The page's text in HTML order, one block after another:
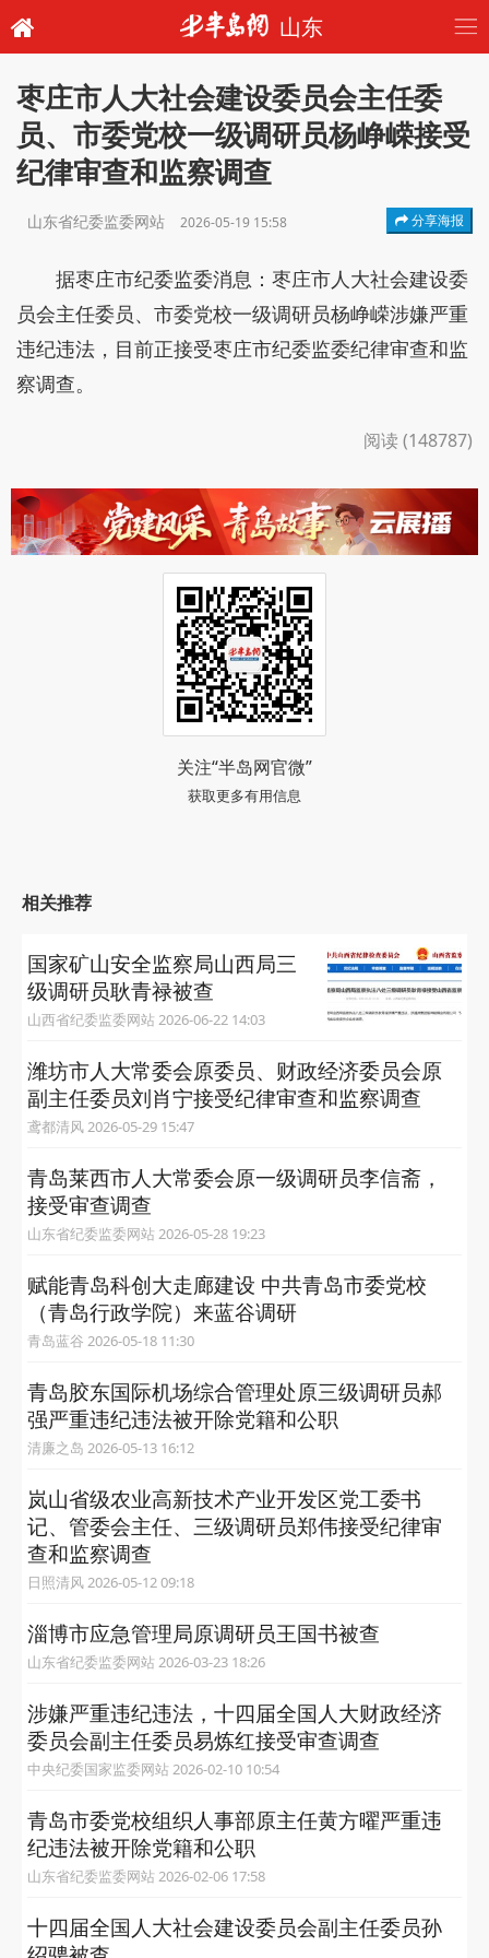
山东
枣庄市人大社会建设委员会主任委
员、市委党校一级调研员杨峥嵘接受
纪律审查和监察调查
山东省纪委监委网站 2026-05-19 15:58 分享海报
据枣庄市纪委监委消息：枣庄市人大社会建设委
员会主任委员、市委党校一级调研员杨峥嵘涉嫌严重
违纪违法，目前正接受枣庄市纪委监委纪律审查和监
察调查。
阅读 (148787)
关注“半岛网官微”
获取更多有用信息
相关推荐
国家矿山安全监察局山西局三
级调研员耿青禄被查
山西省纪委监委网站 2026-06-22 14:03
潍坊市人大常委会原委员、财政经济委员会原
副主任委员刘肖宁接受纪律审查和监察调查
鸢都清风 2026-05-29 15:47
青岛莱西市人大常委会原一级调研员李信斋，
接受审查调查
山东省纪委监委网站 2026-05-28 19:23
赋能青岛科创大走廊建设 中共青岛市委党校
（青岛行政学院）来蓝谷调研
青岛蓝谷 2026-05-18 11:30
青岛胶东国际机场综合管理处原三级调研员郝
强严重违纪违法被开除党籍和公职
清廉之岛 2026-05-13 16:12
岚山省级农业高新技术产业开发区党工委书
记、管委会主任、三级调研员郑伟接受纪律审
查和监察调查
日照清风 2026-05-12 09:18
淄博市应急管理局原调研员王国书被查
山东省纪委监委网站 2026-03-23 18:26
涉嫌严重违纪违法，十四届全国人大财政经济
委员会副主任委员易炼红接受审查调查
中央纪委国家监委网站 2026-02-10 10:54
青岛市委党校组织人事部原主任黄方曜严重违
纪违法被开除党籍和公职
山东省纪委监委网站 2026-02-06 17:58
十四届全国人大社会建设委员会副主任委员孙